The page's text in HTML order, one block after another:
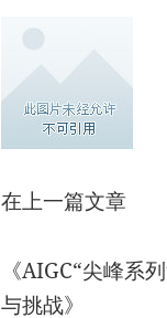
在上一篇文章
《AIGC“尖峰系
与挑战》